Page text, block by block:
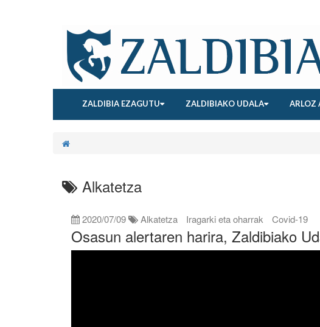
ZALDIBIA EZAGUTU ZALDIBIAKO UDALA ARLOZ
Alkatetza
2020/07/09 Alkatetza Iragarki eta oharrak Covid-19
Osasun alertaren harira, Zaldibiako